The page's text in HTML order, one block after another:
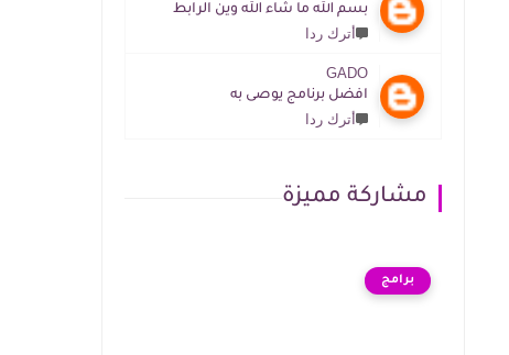
بسم الله ما شاء الله وين الرابط
أترك ردا
GADO
افضل برنامج يوصى به
أترك ردا
مشاركة مميزة
برامج